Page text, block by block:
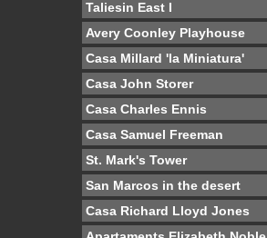
Taliesin East I
Avery Coonley Playhouse
Casa Millard 'la Miniatura'
Casa John Storer
Casa Charles Ennis
Casa Samuel Freeman
St. Mark's Tower
San Marcos in the desert
Casa Richard Lloyd Jones